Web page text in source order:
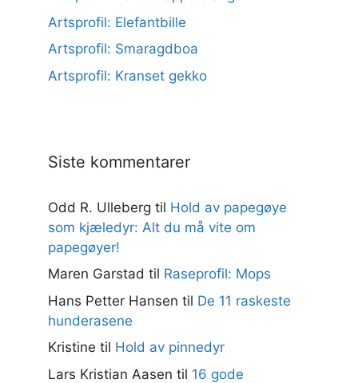
Artsprofil: Elefantbille
Artsprofil: Smaragdboa
Artsprofil: Kranset gekko
Siste kommentarer
Odd R. Ulleberg til Hold av papegøye
som kjæledyr: Alt du må vite om
papegøyer!
Maren Garstad til Raseprofil: Mops
Hans Petter Hansen til De 11 raskeste
hunderasene
Kristine til Hold av pinnedyr
Lars Kristian Aasen til 16 gode